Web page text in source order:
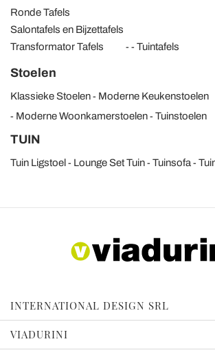
Ronde Tafels
Salontafels en Bijzettafels
Transformator Tafels
Tuintafels
Stoelen
Klassieke Stoelen
Moderne Keukenstoelen
Moderne Woonkamerstoelen
Tuinstoelen
TUIN
Tuin Ligstoel Lounge Set Tuin Tuinsofa
INTERNATIONAL DESIGN SRL
VIADURINI